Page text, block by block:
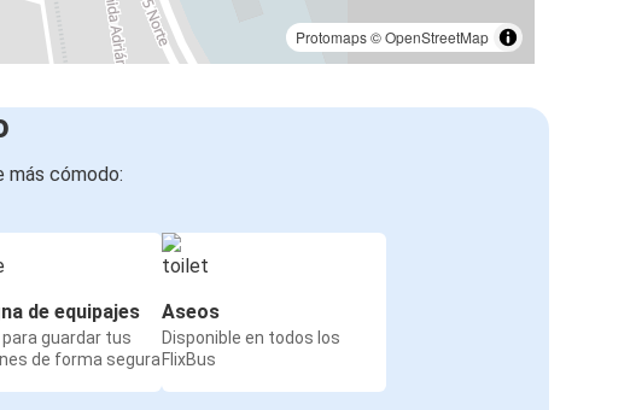
Protomaps©OpenStreetMap
más cómodo:
de equipajes
para guardar tus
de forma segura
Aseos
Disponible en todos los
FlixBus